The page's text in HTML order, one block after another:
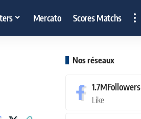
Mercato Scores Matchs
Nos réseaux
1.7MFollowers
Like